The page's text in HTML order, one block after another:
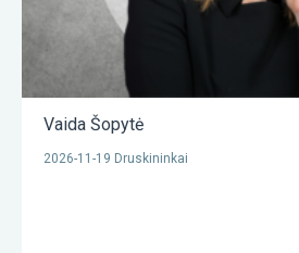
Vaida Šopytė
2026-11-19 Druskininkai